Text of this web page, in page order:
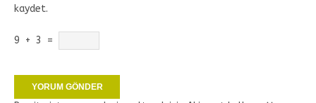
kaydet.
9 + 3 =